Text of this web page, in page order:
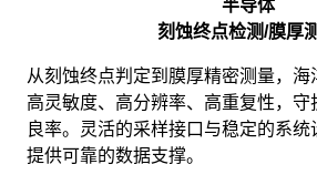
半导体
刻蚀终点检测/膜厚
从刻蚀终点判定到膜厚精密测量，
高灵敏度、高分辨率、高重复性，
良率。灵活的采样接口与稳定的系
提供可靠的数据支撑。